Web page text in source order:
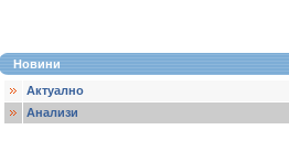
Новини
Актуално
Анализи